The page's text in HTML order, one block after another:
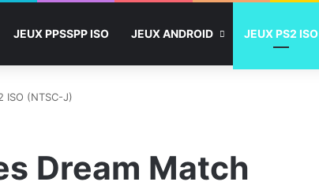
JEUX PPSSPP ISO JEUX ANDROID JEUX PS2 ISO
ISO (NTSC-J)
Dream Match